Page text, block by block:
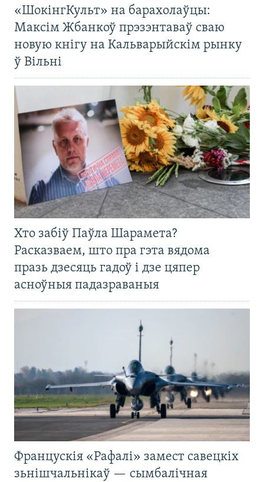
«ШокінгКульт» на барахолаўцы:
Максім Жбанкоў прэзэнтаваў сваю
новую кнігу на Кальварыйскім рынку
ў Вільні
Хто забіў Паўла Шарамета?
Расказваем, што пра гэта вядома
празь дзесяць гадоў і дзе цяпер
асноўныя падазраваныя
Францускія «Рафалі» замест савецкіх
зьнішчальнікаў — сымбалічная